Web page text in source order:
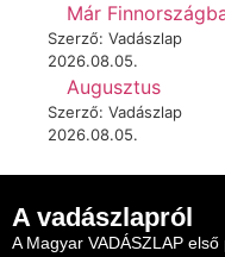
Már
Szerző: Vadászlap
2026.08.05.
Augusztus
Szerző: Vadászlap
2026.08.05.
A vadászlapról
A Magyar VADÁSZLAP